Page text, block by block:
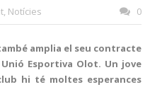
, Notícies 0
amplia el seu contracte
Esportiva Olot. Un jove
hi té moltes esperances